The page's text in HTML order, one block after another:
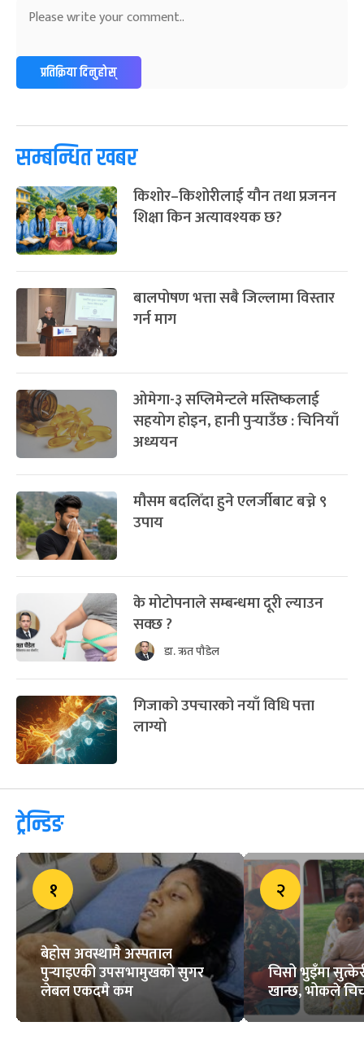
प्रतिक्रिया दिनुहोस्
सम्बन्धित खबर
किशोर–किशोरीलाई यौन तथा प्रजनन
शिक्षा किन अत्यावश्यक छ?
बालपोषण भत्ता सबै जिल्लामा विस्तार
गर्न माग
ओमेगा-३ सप्लिमेन्टले मस्तिष्कलाई
सहयोग होइन, हानी पुर्‍याउँछ : चिनियाँ
अध्ययन
मौसम बदलिँदा हुने एलर्जीबाट बच्ने ९
उपाय
के मोटोपनाले सम्बन्धमा दूरी ल्याउन
सक्छ ?
डा. ऋत पौडेल
गिजाको उपचारको नयाँ विधि पत्ता
लाग्यो
ट्रेन्डिङ
१
बेहोस अवस्थामै अस्पताल
पुर्‍याइएकी उपसभामुखको सुगर
लेबल एकदमै कम
२
चिसो भुइँमा
खान्छ, भोकले